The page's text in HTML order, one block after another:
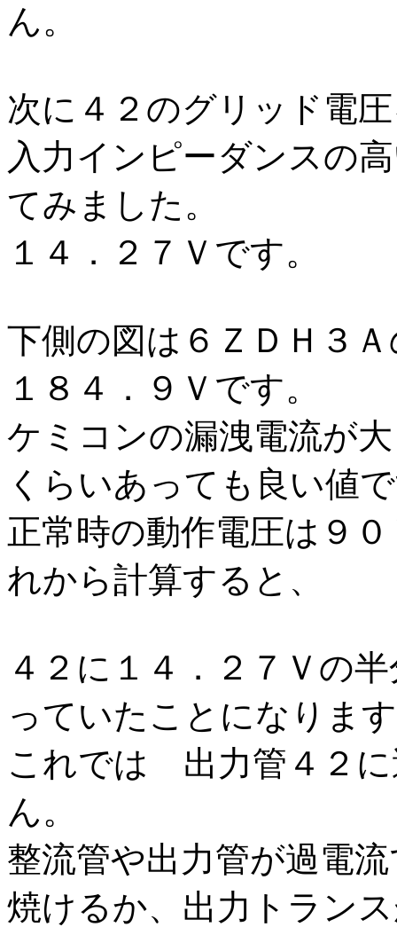
ん。
次に４２のグリッド電
入力インピーダンスの
てみました。
１４．２７Ｖです。
下側の図は６ＺＤＨ３
１８４．９Ｖです。
ケミコンの漏洩電流が
くらいあっても良い値
正常時の動作電圧は９
れから計算すると、
４２に１４．２７Ｖの
っていたことになりま
これでは 出力管４２
ん。
整流管や出力管が過電
焼けるか、出力トラン